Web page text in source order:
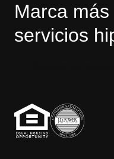
Marca
servicios